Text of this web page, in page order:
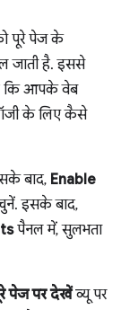
पूरे पेज के
जाती है. इससे
कि आपके वेब
के लिए कैसे
बाद, Enable
इसके बाद,
पैनल में, सुलभता
पेज पर देखेंव्यू पर